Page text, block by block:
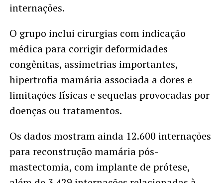
internações.
O grupo inclui cirurgias com indicação
médica para corrigir deformidades
congênitas, assimetrias importantes,
hipertrofia mamária associada a dores e
limitações físicas e sequelas provocadas por
doenças ou tratamentos.
Os dados mostram ainda 12.600 internações
para reconstrução mamária pós-
mastectomia, com implante de prótese,